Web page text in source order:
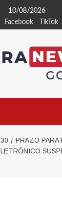
10/08/2026
Facebook TikTok
30
PRAZO PARA